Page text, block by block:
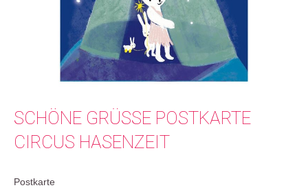
SCHÖNE GRÜSSE POSTKARTE
CIRCUS HASENZEIT
Postkarte